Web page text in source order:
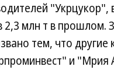
"Укрцукор",
2,3 млн т в прошлом.
тем, что
и "Мрия